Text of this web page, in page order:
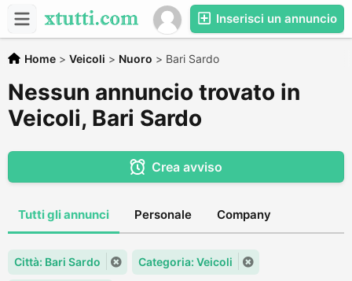
Inserisci un annuncio
Home > Veicoli > Nuoro > Bari Sardo
Nessun annuncio trovato in
Veicoli, Bari Sardo
Crea avviso
Tutti gli annunci Personale Company
Città: Bari Sardo Categoria: Veicoli